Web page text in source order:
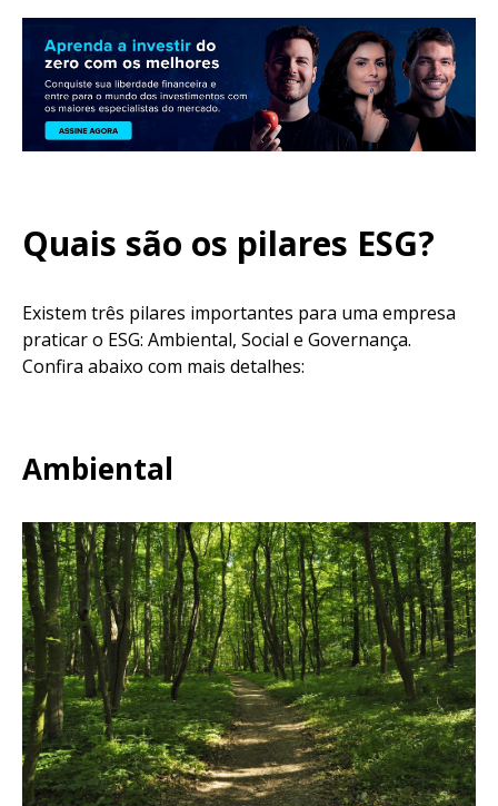
Quais são os pilares ESG?
Existem três pilares importantes para uma empresa
praticar o ESG: Ambiental, Social e Governança.
Confira abaixo com mais detalhes:
Ambiental